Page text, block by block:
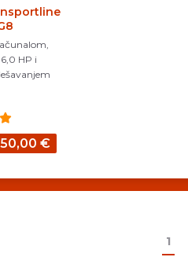
HP i
€
1